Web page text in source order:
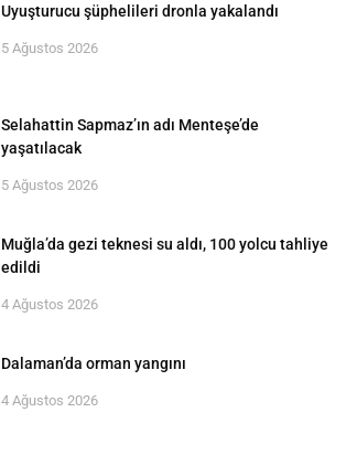
Uyuşturucu şüphelileri dronla yakalandı
5 Ağustos 2026
Selahattin Sapmaz’ın adı Menteşe’de
yaşatılacak
5 Ağustos 2026
Muğla’da gezi teknesi su aldı, 100 yolcu tahliye
edildi
4 Ağustos 2026
Dalaman’da orman yangını
4 Ağustos 2026